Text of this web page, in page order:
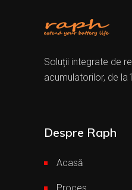
Soluții integrate de
acumulatorilor, de la
Despre Raph
Acasă